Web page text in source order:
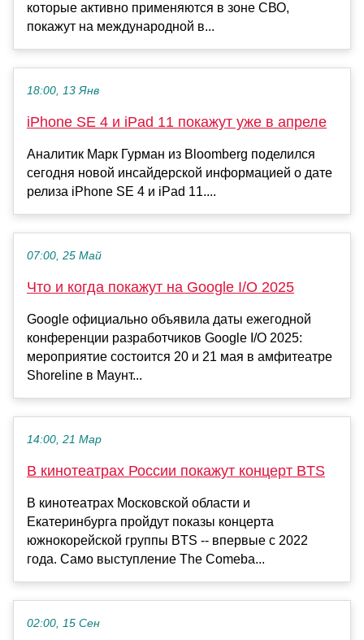
которые активно применяются в зоне СВО,
покажут на международной в...
18:00, 13 Янв
iPhone SE 4 и iPad 11 покажут уже в апреле
Аналитик Марк Гурман из Bloomberg поделился
сегодня новой инсайдерской информацией о дате
релиза iPhone SE 4 и iPad 11....
07:00, 25 Май
Что и когда покажут на Google I/O 2025
Google официально объявила даты ежегодной
конференции разработчиков Google I/O 2025:
мероприятие состоится 20 и 21 мая в амфитеатре
Shoreline в Маунт...
14:00, 21 Мар
В кинотеатрах России покажут концерт BTS
В кинотеатрах Московской области и
Екатеринбурга пройдут показы концерта
южнокорейской группы BTS -- впервые с 2022
года. Само выступление The Comeba...
02:00, 15 Сен